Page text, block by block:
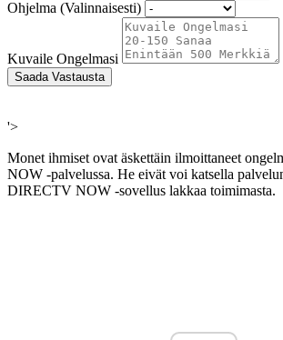
Ohjelma (Valinnaisesti)
Kuvaile Ongelmasi
Saada Vastausta
'>
Monet ihmiset ovat äskettäin ilmoittaneet
NOW -palvelussa. He eivät voi katsella
DIRECTV NOW -sovellus lakkaa toimimasta.